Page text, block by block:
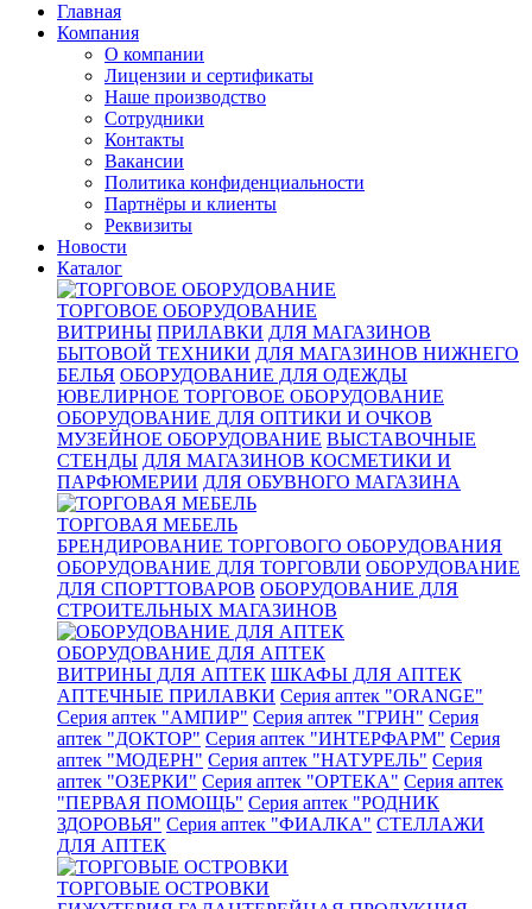
Главная
Компания
О компании
Лицензии и сертификаты
Наше производство
Сотрудники
Контакты
Вакансии
Политика конфиденциальности
Партнёры и клиенты
Реквизиты
Новости
Каталог
ТОРГОВОЕ ОБОРУДОВАНИЕ
ВИТРИНЫ ПРИЛАВКИ ДЛЯ МАГАЗИНОВ
БЫТОВОЙ ТЕХНИКИ ДЛЯ МАГАЗИНОВ НИЖНЕГО
БЕЛЬЯ ОБОРУДОВАНИЕ ДЛЯ ОДЕЖДЫ
ЮВЕЛИРНОЕ ТОРГОВОЕ ОБОРУДОВАНИЕ
ОБОРУДОВАНИЕ ДЛЯ ОПТИКИ И ОЧКОВ
МУЗЕЙНОЕ ОБОРУДОВАНИЕ ВЫСТАВОЧНЫЕ
СТЕНДЫ ДЛЯ МАГАЗИНОВ КОСМЕТИКИ И
ПАРФЮМЕРИИ ДЛЯ ОБУВНОГО МАГАЗИНА
ТОРГОВАЯ МЕБЕЛЬ
БРЕНДИРОВАНИЕ ТОРГОВОГО ОБОРУДОВАНИЯ
ОБОРУДОВАНИЕ ДЛЯ ТОРГОВЛИ ОБОРУДОВАНИЕ
ДЛЯ СПОРТТОВАРОВ ОБОРУДОВАНИЕ ДЛЯ
СТРОИТЕЛЬНЫХ МАГАЗИНОВ
ОБОРУДОВАНИЕ ДЛЯ АПТЕК
ВИТРИНЫ ДЛЯ АПТЕК ШКАФЫ ДЛЯ АПТЕК
АПТЕЧНЫЕ ПРИЛАВКИ Серия аптек "ORANGE"
Серия аптек "АМПИР" Серия аптек "ГРИН" Серия
аптек "ДОКТОР" Серия аптек "ИНТЕРФАРМ" Серия
аптек "МОДЕРН" Серия аптек "НАТУРЕЛЬ" Серия
аптек "ОЗЕРКИ" Серия аптек "ОРТЕКА" Серия аптек
"ПЕРВАЯ ПОМОЩЬ" Серия аптек "РОДНИК
ЗДОРОВЬЯ" Серия аптек "ФИАЛКА" СТЕЛЛАЖИ
ДЛЯ АПТЕК
ТОРГОВЫЕ ОСТРОВКИ